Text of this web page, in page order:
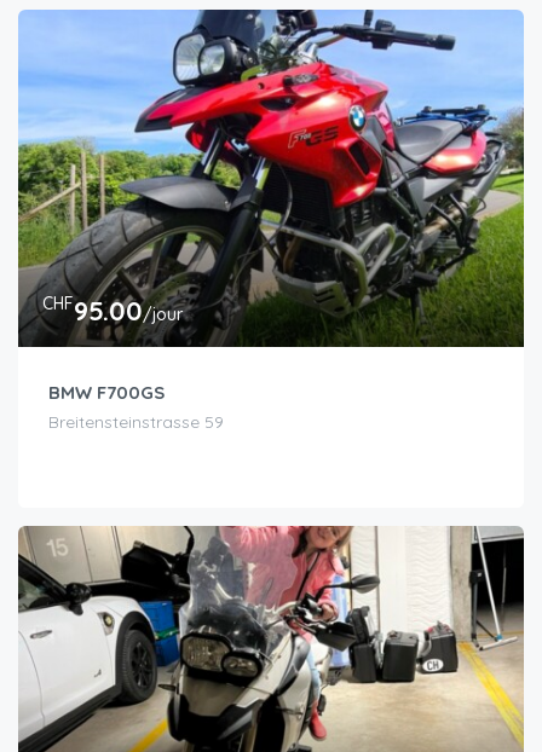
CHF95.00/jour
BMW F700GS
Breitensteinstrasse 59